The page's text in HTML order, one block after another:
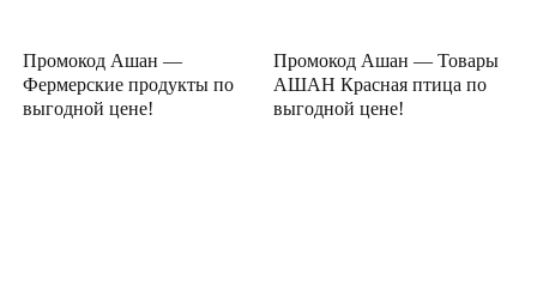
Промокод Ашан —
Фермерские продукты по
выгодной цене!
Промокод Ашан — Товары
АШАН Красная птица по
выгодной цене!